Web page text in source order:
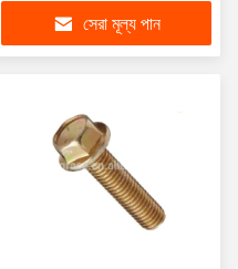
সেরা মূল্য পান